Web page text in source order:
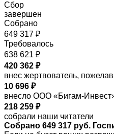
Сбор
завершен
Собрано
649 317 ₽
Требовалось
638 621 ₽
420 362 ₽
внес жертвователь,
10 696 ₽
внесло ООО «Бигам-
218 259 ₽
собрали наши читатели
Собрано 649 317 руб.